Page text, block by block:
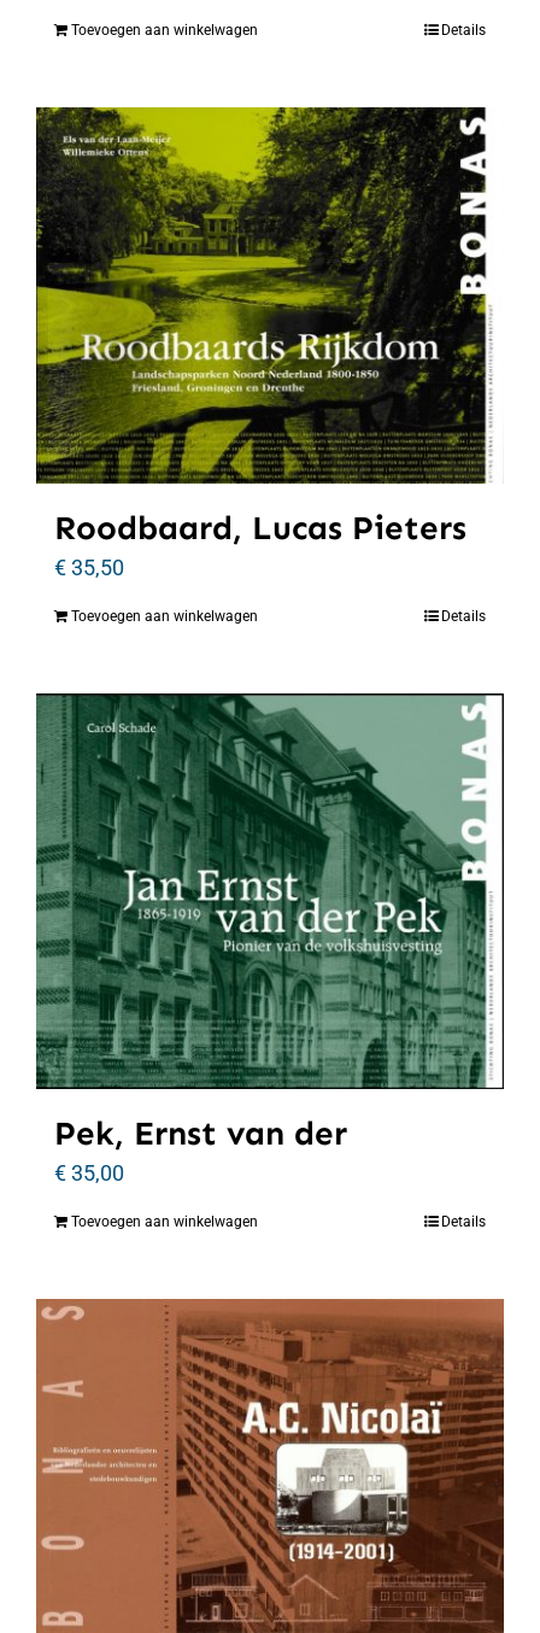
Toevoegen aan winkelwagen Details
Roodbaard, Lucas Pieters
€35,50
Toevoegen aan winkelwagen Details
Pek, Ernst van der
€35,00
Toevoegen aan winkelwagen Details